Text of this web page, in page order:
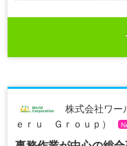
株式会社ワー
ｅｒｕ Ｇｒｏｕｐ）